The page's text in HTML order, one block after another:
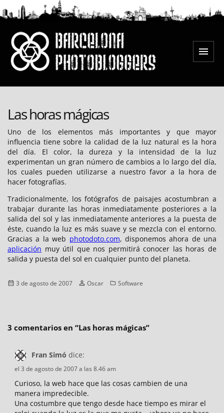
al
Menú
Las horas mágicas
Uno de los elementos más importantes y que mayor
influencia tiene sobre la calidad de la luz natural es la hora
del día. El color, la dureza y la intensidad de la luz
experimentan un gran número de cambios a lo largo del día,
los cuales pueden utilizarse a nuestro favor a la hora de
hacer fotografías.
Tradicionalmente, los fotógrafos de paisajes acostumbran a
trabajar durante las horas inmediatamente posteriores a la
salida del sol y las inmediatamente anteriores a la puesta de
éste, cuando la luz es más suave y se mezcla con el entorno.
Gracias a la web photodoto.com, disponemos ahora de una
aplicación muy útil que nos permitirá conocer las horas de
salida y puesta del sol en cualquier punto del planeta.
Publicado
3 de agosto de 2007 Autor
Oscar Categorías
Software
3 comentarios en “Las horas mágicas”
Fran Simó dice:
el 3 de agosto de 2007 a las 8.46 am
Curioso, la web hace que las cosas cambien de una
manera impredecible.
Una costumbre que tengo desde hace tiempo es mirar el